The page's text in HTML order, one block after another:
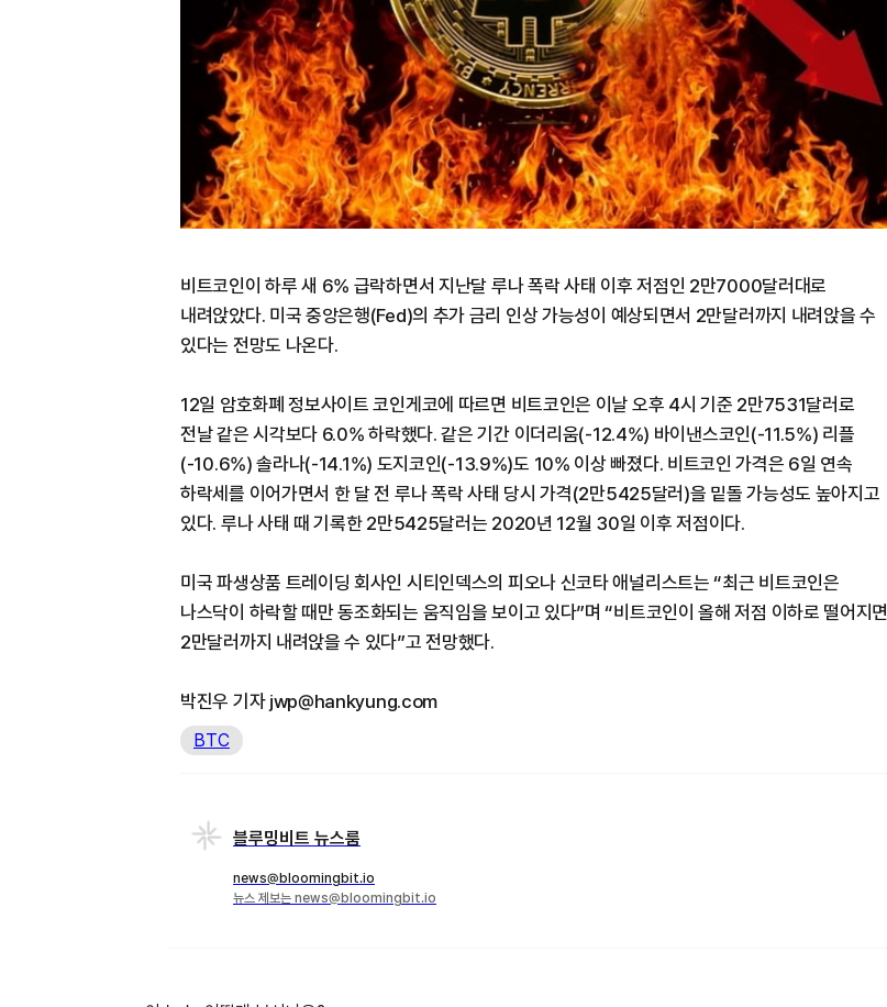
비트코인이 하루 새 6% 급락하면서 지난달 루나 폭락 사태 이후 저점인 2만7000달러대로
내려앉았다. 미국 중앙은행(Fed)의 추가 금리 인상 가능성이 예상되면서 2만달러까지 내려앉을 수
있다는 전망도 나온다.
12일 암호화폐 정보사이트 코인게코에 따르면 비트코인은 이날 오후 4시 기준 2만7531달러로
전날 같은 시각보다 6.0% 하락했다. 같은 기간 이더리움(-12.4%) 바이낸스코인(-11.5%) 리플
(-10.6%) 솔라나(-14.1%) 도지코인(-13.9%)도 10% 이상 빠졌다. 비트코인 가격은 6일 연속
하락세를 이어가면서 한 달 전 루나 폭락 사태 당시 가격(2만5425달러)을 밑돌 가능성도 높아지고
있다. 루나 사태 때 기록한 2만5425달러는 2020년 12월 30일 이후 저점이다.
미국 파생상품 트레이딩 회사인 시티인덱스의 피오나 신코타 애널리스트는 “최근 비트코인은
나스닥이 하락할 때만 동조화되는 움직임을 보이고 있다”며 “비트코인이 올해 저점 이하로 떨어지면
2만달러까지 내려앉을 수 있다”고 전망했다.
박진우 기자 jwp@hankyung.com
BTC
블루밍비트 뉴스룸
news@bloomingbit.io
뉴스 제보는 news@bloomingbit.io